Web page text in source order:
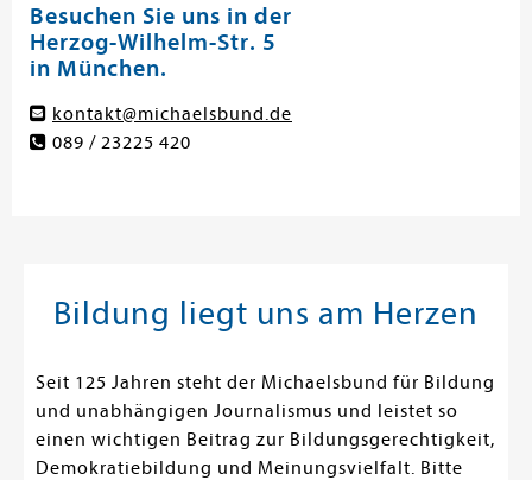
Besuchen Sie uns in der
Herzog-Wilhelm-Str. 5
in München.
kontakt@michaelsbund.de
089 / 23225 420
Bildung liegt uns am Herzen
Seit 125 Jahren steht der Michaelsbund für Bildung
und unabhängigen Journalismus und leistet so
einen wichtigen Beitrag zur Bildungsgerechtigkeit,
Demokratiebildung und Meinungsvielfalt. Bitte